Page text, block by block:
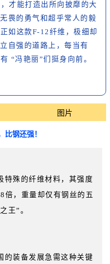
才能打造出所向披靡的大
畏的勇气和超乎常人的毅
如这款F-12纤维，极细却
自强的道路上，每当有
“冯艳丽”们挺身向前。
比钢还强！
特殊的纤维材料，其强度
倍，重量却仅有钢丝的五
王”。
的装备发展急需这种关键